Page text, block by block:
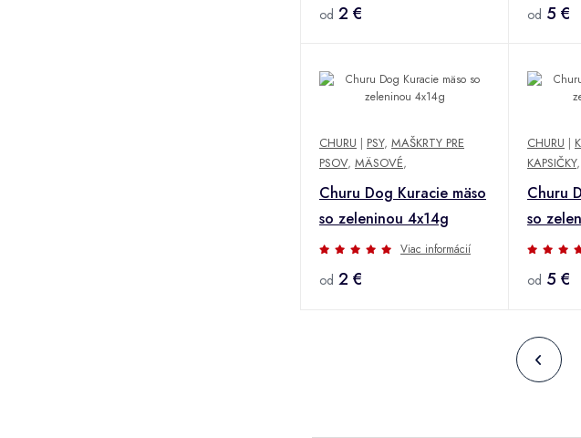
od 2 € od 5 €
CHURU | PSY, MAŠKRTY PRE
PSOV, MÄSOVÉ,
Churu Dog Kuracie mäso
so zeleninou 4x14g
Viac informácií
od 2 €
CHURU |
KAPSIČKY,
Churu
so
od 5 €